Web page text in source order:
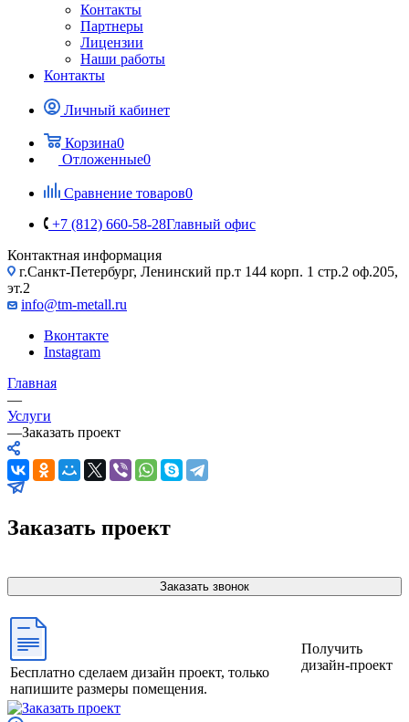
Контакты
Партнеры
Лицензии
Наши работы
Контакты
Личный кабинет
Корзина0
Отложенные0
Сравнение товаров0
+7 (812) 660-58-28Главный офис
Контактная информация
г.Санкт-Петербург, Ленинский пр.т 144 корп. 1 стр.2 оф.205,
эт.2
info@tm-metall.ru
Вконтакте
Instagram
Главная
—
Услуги
—Заказать проект
Заказать проект
Заказать звонок
Бесплатно сделаем дизайн проект, только
напишите размеры помещения.
Получить
дизайн-проект